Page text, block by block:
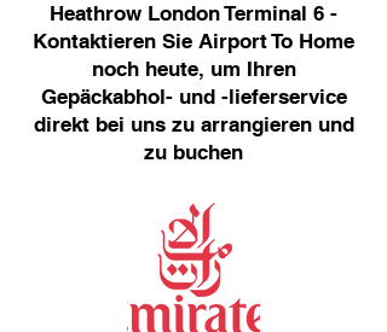
Heathrow London Terminal 6 -
Kontaktieren Sie Airport To Home
noch heute, um Ihren
Gepäckabhol- und -lieferservice
direkt bei uns zu arrangieren und
zu buchen